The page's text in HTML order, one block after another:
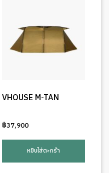
VHOUSE M-TAN
฿37,900
หยิบใส่ตะกร้า